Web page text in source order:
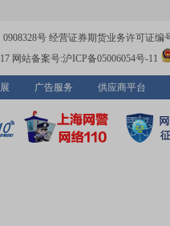
号 经营证券期货业务许可证编
网站备案号:沪ICP备05006054号-11
广告服务 供应商平台